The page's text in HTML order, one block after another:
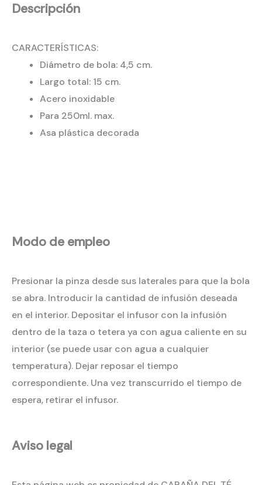
Descripción
CARACTERÍSTICAS:
Diámetro de bola: 4,5 cm.
Largo total: 15 cm.
Acero inoxidable
Para 250ml. max.
Asa plástica decorada
Modo de empleo
Presionar la pinza desde sus laterales para que la bola
se abra. Introducir la cantidad de infusión deseada
en el interior. Depositar el infusor con la infusión
dentro de la taza o tetera ya con agua caliente en su
interior (se puede usar con agua a cualquier
temperatura). Dejar reposar el tiempo
correspondiente. Una vez transcurrido el tiempo de
espera, retirar el infusor.
Aviso legal